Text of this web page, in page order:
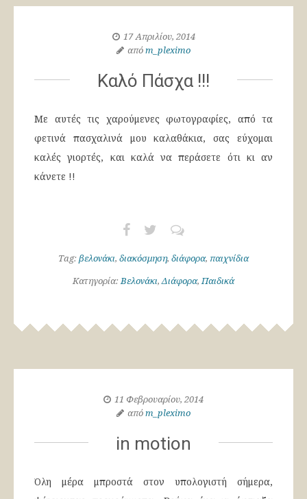
17 Απριλίου, 2014
απόm_pleximo
Καλό Πάσχα !!!
Με αυτές τις χαρούμενες φωτογραφίες, από τα
φετινά πασχαλινά μου καλαθάκια, σας εύχομαι
καλές γιορτές, και καλά να περάσετε ότι κι αν
κάνετε !!
Tag: βελονάκι, διακόσμηση, διάφορα, παιχνίδια
Κατηγορία:Βελονάκι,Διάφορα,Παιδικά
11 Φεβρουαρίου, 2014
απόm_pleximo
in motion
Όλη μέρα μπροστά στον υπολογιστή σήμερα,